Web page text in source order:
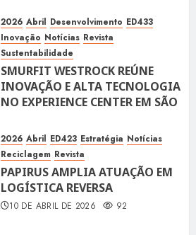
2026 Abril Desenvolvimento ED433
Inovação Notícias Revista
Sustentabilidade
SMURFIT WESTROCK REÚNE
INOVAÇÃO E ALTA TECNOLOGIA
NO EXPERIENCE CENTER EM SÃO
10 DE ABRIL DE 2026 119
2026 Abril ED423 Estratégia Notícias
Reciclagem Revista
PAPIRUS AMPLIA ATUAÇÃO EM
LOGÍSTICA REVERSA
10 DE ABRIL DE 2026 92